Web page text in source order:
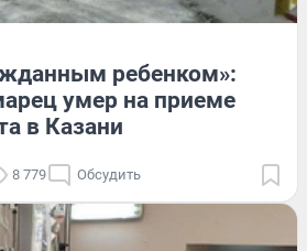
ребенком»:
умер на приеме
в Казани
8 779 Обсудить